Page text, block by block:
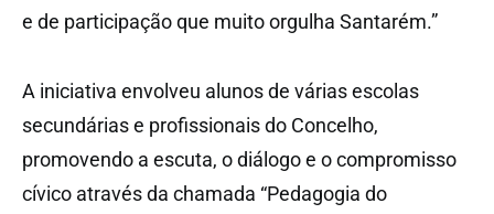
e de participação que muito orgulha Santarém.”
A iniciativa envolveu alunos de várias escolas
secundárias e profissionais do Concelho,
promovendo a escuta, o diálogo e o compromisso
cívico através da chamada “Pedagogia do